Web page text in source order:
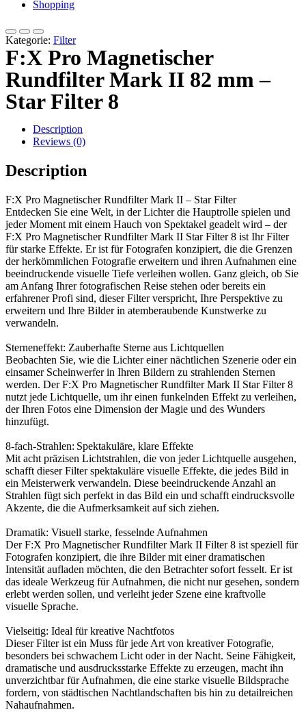
Shopping
Kategorie: Filter
F:X Pro Magnetischer
Rundfilter Mark II 82 mm –
Star Filter 8
Description
Reviews (0)
Description
F:X Pro Magnetischer Rundfilter Mark II – Star Filter
Entdecken Sie eine Welt, in der Lichter die Hauptrolle spielen und
jeder Moment mit einem Hauch von Spektakel geadelt wird – der
F:X Pro Magnetischer Rundfilter Mark II Star Filter 8 ist Ihr Filter
für starke Effekte. Er ist für Fotografen konzipiert, die die Grenzen
der herkömmlichen Fotografie erweitern und ihren Aufnahmen eine
beeindruckende visuelle Tiefe verleihen wollen. Ganz gleich, ob Sie
am Anfang Ihrer fotografischen Reise stehen oder bereits ein
erfahrener Profi sind, dieser Filter verspricht, Ihre Perspektive zu
erweitern und Ihre Bilder in atemberaubende Kunstwerke zu
verwandeln.
Sterneneffekt: Zauberhafte Sterne aus Lichtquellen
Beobachten Sie, wie die Lichter einer nächtlichen Szenerie oder ein
einsamer Scheinwerfer in Ihren Bildern zu strahlenden Sternen
werden. Der F:X Pro Magnetischer Rundfilter Mark II Star Filter 8
nutzt jede Lichtquelle, um ihr einen funkelnden Effekt zu verleihen,
der Ihren Fotos eine Dimension der Magie und des Wunders
hinzufügt.
8-fach-Strahlen: Spektakuläre, klare Effekte
Mit acht präzisen Lichtstrahlen, die von jeder Lichtquelle ausgehen,
schafft dieser Filter spektakuläre visuelle Effekte, die jedes Bild in
ein Meisterwerk verwandeln. Diese beeindruckende Anzahl an
Strahlen fügt sich perfekt in das Bild ein und schafft eindrucksvolle
Akzente, die die Aufmerksamkeit auf sich ziehen.
Dramatik: Visuell starke, fesselnde Aufnahmen
Der F:X Pro Magnetischer Rundfilter Mark II Filter 8 ist speziell für
Fotografen konzipiert, die ihre Bilder mit einer dramatischen
Intensität aufladen möchten, die den Betrachter sofort fesselt. Er ist
das ideale Werkzeug für Aufnahmen, die nicht nur gesehen, sondern
erlebt werden sollen, und verleiht jeder Szene eine kraftvolle
visuelle Sprache.
Vielseitig: Ideal für kreative Nachtfotos
Dieser Filter ist ein Muss für jede Art von kreativer Fotografie,
besonders bei schwachem Licht oder in der Nacht. Seine Fähigkeit,
dramatische und ausdrucksstarke Effekte zu erzeugen, macht ihn
unverzichtbar für Aufnahmen, die eine starke visuelle Bildsprache
fordern, von städtischen Nachtlandschaften bis hin zu detailreichen
Nahaufnahmen.